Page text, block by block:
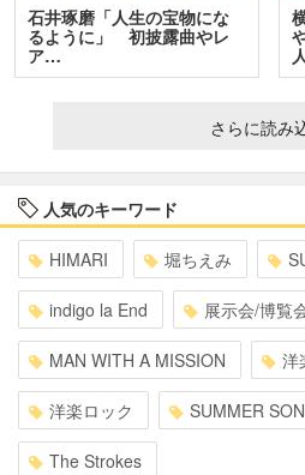
石井琢磨「人生の宝物にな
るように」 初披露曲やレ
ア…
さらに読み
人気のキーワード
HIMARI 堀ちえみ
indigo la End 展示会/博覧
MAN WITH A MISSION 洋
洋楽ロック SUMMER
The Strokes